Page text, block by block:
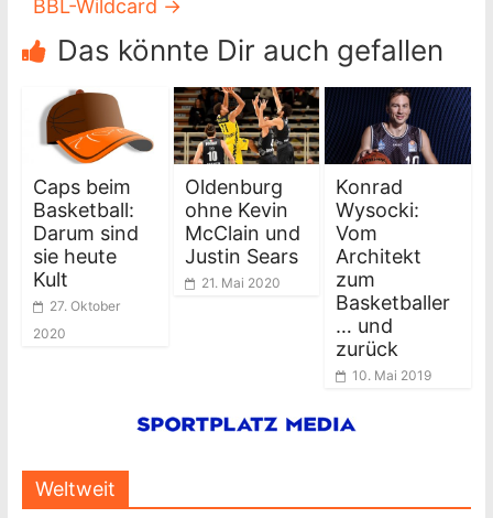
BBL-Wildcard →
Das könnte Dir auch gefallen
Caps beim
Basketball:
Darum sind
sie heute
Kult
27. Oktober
2020
Oldenburg
ohne Kevin
McClain und
Justin Sears
21. Mai 2020
Konrad
Wysocki:
Vom
Architekt
zum
Basketballer
… und
zurück
10. Mai 2019
Weltweit